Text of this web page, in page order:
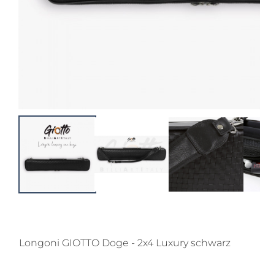
Longoni GIOTTO Doge - 2x4 Luxury schwarz